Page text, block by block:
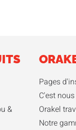
&
Pages
C'est nous
Orakel
Notre